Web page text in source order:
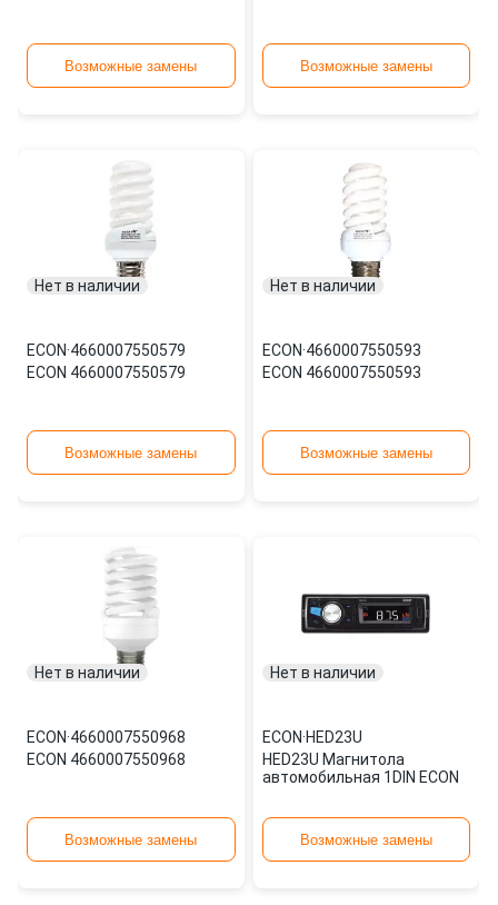
Возможные замены Возможные замены
Нет в наличии
ECON·4660007550579
ECON 4660007550579
Возможные замены
Нет в наличии
ECON·4660007550593
ECON 4660007550593
Возможные замены
Нет в наличии
ECON·4660007550968
ECON 4660007550968
Возможные замены
Нет в наличии
ECON·HED23U
HED23U Магнитола
автомобильная 1DIN ECON
Возможные замены